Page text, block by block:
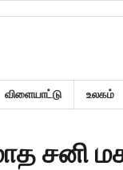
விளையாட்டு உலகம்
சனி